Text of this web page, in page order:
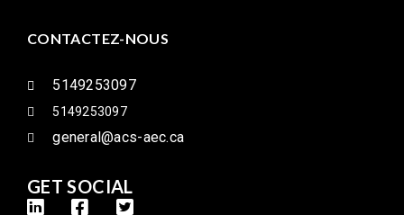
CONTACTEZ-NOUS
5149253097
5149253097
general@acs-aec.ca
GET SOCIAL